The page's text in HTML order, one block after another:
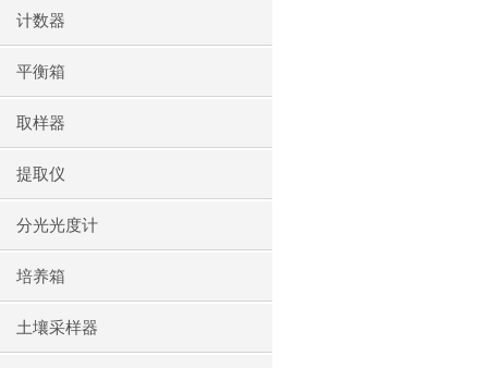
计数器
平衡箱
取样器
提取仪
分光光度计
培养箱
土壤采样器